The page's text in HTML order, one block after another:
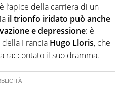
l’apice della carriera di un
il trionfo iridato può anche
e depressione: è
Francia Hugo Lloris, che
raccontato il suo dramma.